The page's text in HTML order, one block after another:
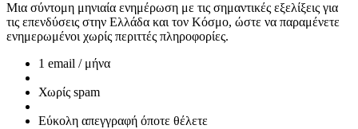
Μια σύντομη μηνιαία ενημέρωση με τις σημαντικές εξελίξεις για
τις επενδύσεις στην Ελλάδα και τον Κόσμο, ώστε να παραμένετε
ενημερωμένοι χωρίς περιττές πληροφορίες.
1 email / μήνα
Χωρίς spam
Εύκολη απεγγραφή όποτε θέλετε